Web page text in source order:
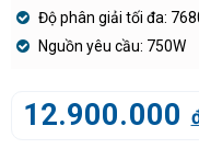
Độ phân giải tối đa:
Nguồn yêu cầu: 750W
12.900.000